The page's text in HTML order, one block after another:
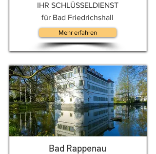
IHR SCHLÜSSELDIENST
für Bad Friedrichshall
Mehr erfahren
Bad Rappenau